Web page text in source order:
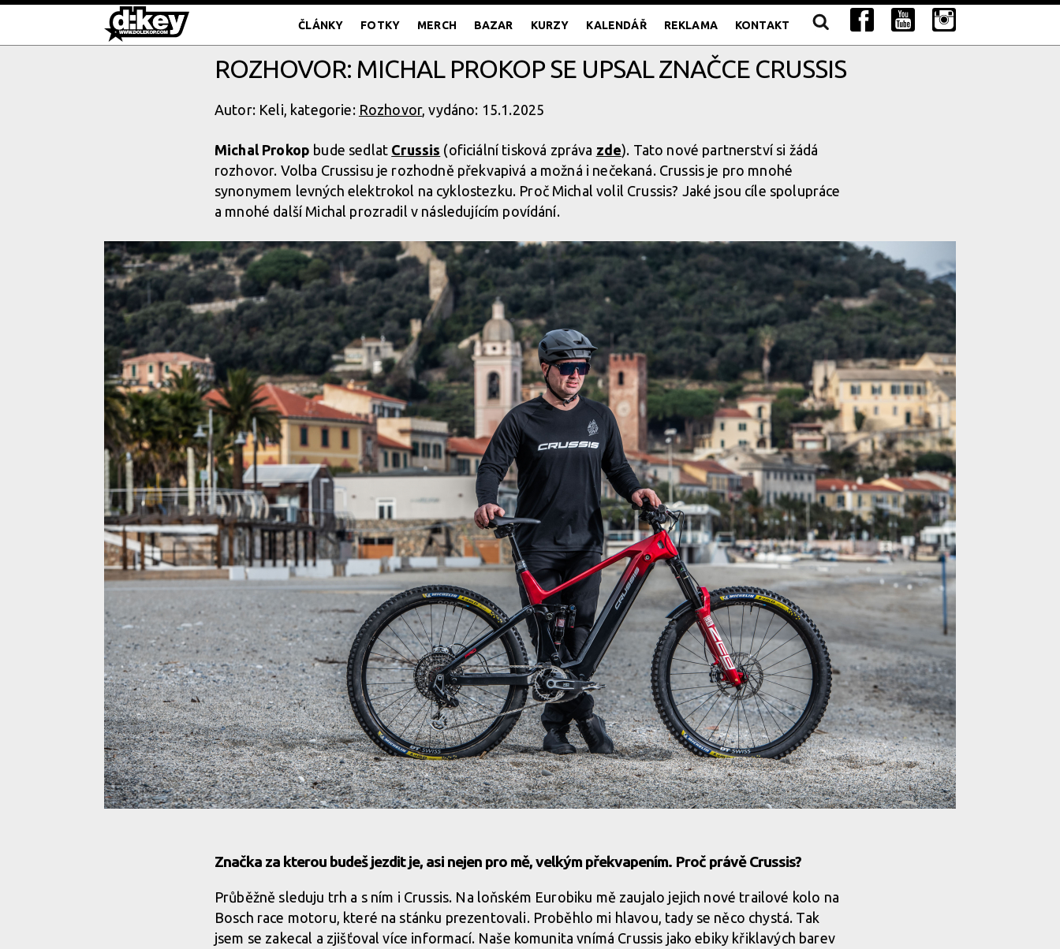
ČLÁNKY FOTKY MERCH BAZAR KURZY KALENDÁŘ REKLAMA KONTAKT
ROZHOVOR: MICHAL PROKOP SE UPSAL ZNAČCE CRUSSIS
Autor: Keli, kategorie: Rozhovor, vydáno: 15.1.2025
Michal Prokop bude sedlat Crussis (oficiální tisková zpráva zde). Tato nové partnerství si žádá
rozhovor. Volba Crussisu je rozhodně překvapivá a možná i nečekaná. Crussis je pro mnohé
synonymem levných elektrokol na cyklostezku. Proč Michal volil Crussis? Jaké jsou cíle spolupráce
a mnohé další Michal prozradil v následujícím povídání.
Značka za kterou budeš jezdit je, asi nejen pro mě, velkým překvapením. Proč právě Crussis?
Průběžně sleduju trh a s ním i Crussis. Na loňském Eurobiku mě zaujalo jejich nové trailové kolo na
Bosch race motoru, které na stánku prezentovali. Proběhlo mi hlavou, tady se něco chystá. Tak
jsem se zakecal a zjišťoval více informací. Naše komunita vnímá Crussis jako ebiky křiklavých barev